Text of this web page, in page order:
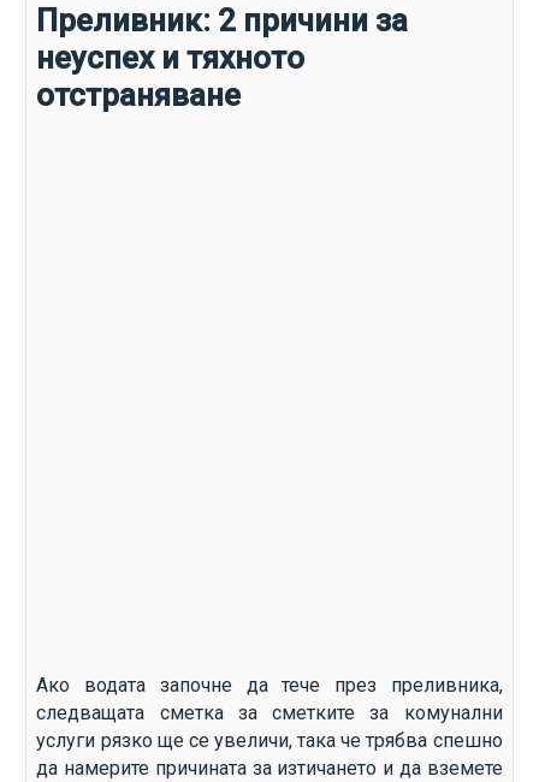
Преливник: 2 причини за
неуспех и тяхното
отстраняване
Ако водата започне да тече през преливника,
следващата сметка за сметките за комунални
услуги рязко ще се увеличи, така че трябва спешно
да намерите причината за изтичането и да вземете